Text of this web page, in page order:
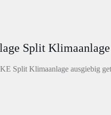
Split Klimaanlage
Split Klimaanlage ausgiebig